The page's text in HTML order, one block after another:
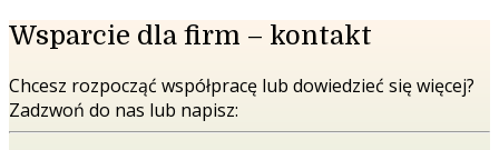
Wsparcie dla firm – kontakt
Chcesz rozpocząć współpracę lub dowiedzieć się więcej?
Zadzwoń do nas lub napisz: